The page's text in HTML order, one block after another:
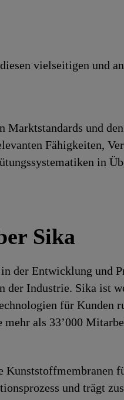
vielseitigen und
und
Fähigkeiten,
in
Sika
der Entwicklung und
der Industrie. Sika ist
für Kunden
als 33’000
Kunststoffmembranen
und trägt